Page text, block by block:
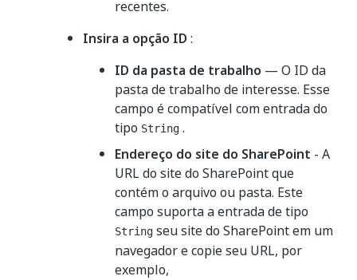
recentes.
Insira a opção ID :
ID da pasta de trabalho — O ID da
pasta de trabalho de interesse. Esse
campo é compatível com entrada do
tipo String .
Endereço do site do SharePoint - A
URL do site do SharePoint que
contém o arquivo ou pasta. Este
campo suporta a entrada de tipo
String seu site do SharePoint em um
navegador e copie seu URL, por
exemplo,